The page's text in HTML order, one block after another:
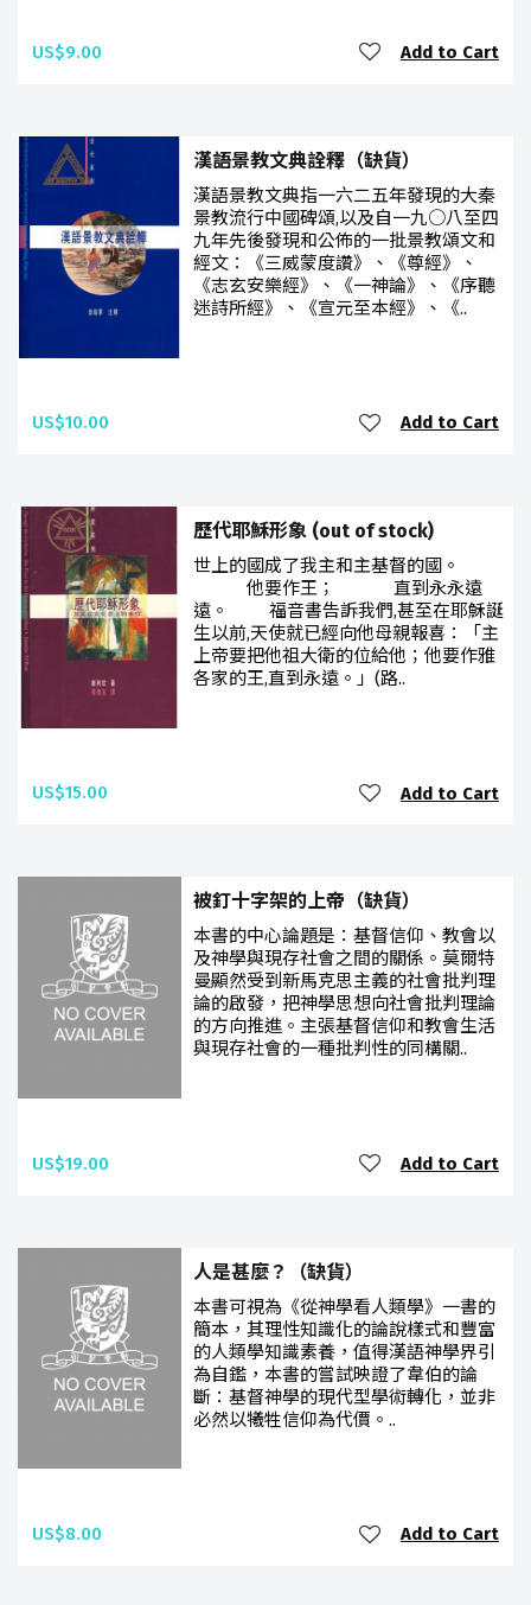
US$9.00 Add to Cart
漢語景教文典詮釋（缺貨）
漢語景教文典指一六二五年發現的大秦
景教流行中國碑頌,以及自一九○八至四
九年先後發現和公佈的一批景教頌文和
經文：《三威蒙度讚》、《尊經》、
《志玄安樂經》、《一神論》、《序聽
迷詩所經》、《宣元至本經》、《..
US$10.00 Add to Cart
歷代耶穌形象 (out of stock)
世上的國成了我主和主基督的國。
他要作王； 直到永永遠
遠。 福音書告訴我們,甚至在耶穌誕
生以前,天使就已經向他母親報喜：「主
上帝要把他祖大衛的位給他；他要作雅
各家的王,直到永遠。」(路..
US$15.00 Add to Cart
被釘十字架的上帝（缺貨）
本書的中心論題是：基督信仰、教會以
及神學與現存社會之間的關係。莫爾特
曼顯然受到新馬克思主義的社會批判理
論的啟發，把神學思想向社會批判理論
的方向推進。主張基督信仰和教會生活
與現存社會的一種批判性的同構關..
US$19.00 Add to Cart
人是甚麼？（缺貨）
本書可視為《從神學看人類學》一書的
簡本，其理性知識化的論說樣式和豐富
的人類學知識素養，值得漢語神學界引
為自鑑，本書的嘗試映證了韋伯的論
斷：基督神學的現代型學術轉化，並非
必然以犧牲信仰為代價。..
US$8.00 Add to Cart